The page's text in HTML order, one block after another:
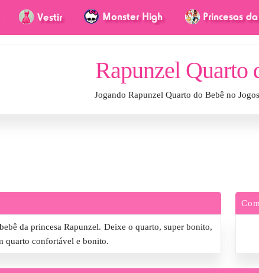
Rapunzel Quarto
Jogando Rapunzel Quarto do Bebê no
da princesa Rapunzel. Deixe o quarto, super bonito,
quarto confortável e bonito.